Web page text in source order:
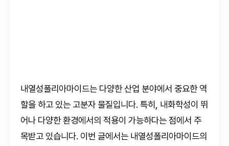
내열성폴리아마이드는 다양한 산업 분야에서 중요한 역
할을 하고 있는 고분자 물질입니다. 특히, 내화학성이 뛰
어나 다양한 환경에서의 적용이 가능하다는 점에서 주
목받고 있습니다. 이번 글에서는 내열성폴리아마이드의